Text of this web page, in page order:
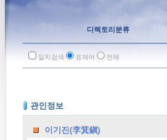
디렉토리분류
일치검색 표제어 전체
관인정보
이기진(李箕鎭)